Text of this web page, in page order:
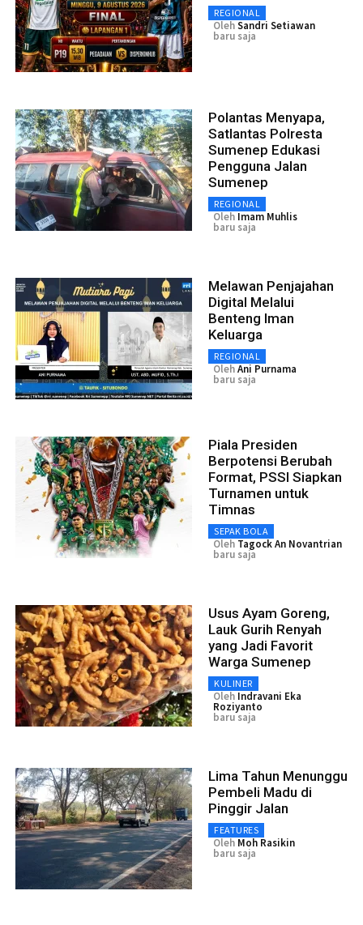
REGIONAL
OlehSandri Setiawan
baru saja
Polantas Menyapa,
Satlantas Polresta
Sumenep Edukasi
Pengguna Jalan
Sumenep
REGIONAL
Oleh Imam Muhlis
baru saja
Melawan Penjajahan
Digital Melalui
Benteng Iman
Keluarga
REGIONAL
OlehAni Purnama
baru saja
Piala Presiden
Berpotensi Berubah
Format, PSSI Siapkan
Turnamen untuk
Timnas
SEPAK BOLA
Oleh Tagock An Novantrian
baru saja
Usus Ayam Goreng,
Lauk Gurih Renyah
yang Jadi Favorit
Warga Sumenep
KULINER
Oleh Indravani Eka
Roziyanto
baru saja
Lima Tahun Menunggu
Pembeli Madu di
Pinggir Jalan
FEATURES
Oleh Moh Rasikin
baru saja